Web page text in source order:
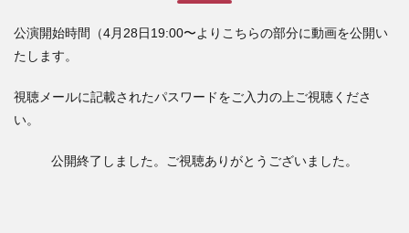
公演開始時間（4月28日19:00〜よりこちらの部分に動画を公開い
たします。
視聴メールに記載されたパスワードをご入力の上ご視聴くださ
い。
公開終了しました。ご視聴ありがとうございました。